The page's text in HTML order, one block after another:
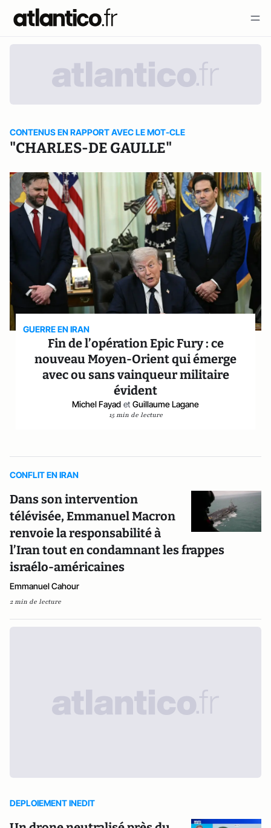
CONTENUS EN RAPPORT AVEC LE MOT-CLE
"CHARLES-DE GAULLE"
GUERRE EN IRAN
Fin de l’opération Epic Fury : ce
nouveau Moyen-Orient qui émerge
avec ou sans vainqueur militaire
évident
Michel Fayad et Guillaume Lagane
15 min de lecture
CONFLIT EN IRAN
Dans son intervention
télévisée, Emmanuel Macron
renvoie la responsabilité à
l’Iran tout en condamnant les frappes
israélo-américaines
Emmanuel Cahour
2 min de lecture
DEPLOIEMENT INEDIT